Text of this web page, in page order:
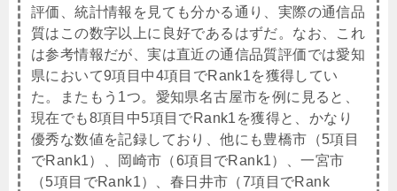
評価、統計情報を見ても分かる通り、実際の通信品
質はこの数字以上に良好であるはずだ。なお、これ
は参考情報だが、実は直近の通信品質評価では愛知
県において9項目中4項目でRank1を獲得してい
た。またもう1つ。愛知県名古屋市を例に見ると、
現在でも8項目中5項目でRank1を獲得と、かなり
優秀な数値を記録しており、他にも豊橋市（5項目
でRank1）、岡崎市（6項目でRank1）、一宮市
（5項目でRank1）、春日井市（7項目でRank